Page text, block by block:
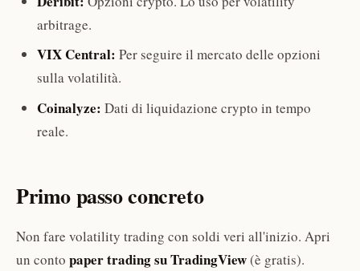
arbitrage.
VIX Central: Per seguire il mercato delle opzioni
sulla volatilità.
Coinalyze: Dati di liquidazione crypto in tempo
reale.
Primo passo concreto
Non fare volatility trading con soldi veri all'inizio. Apri
un conto paper trading su TradingView(è gratis).